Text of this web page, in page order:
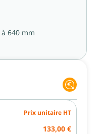
640 mm
Prix unitaire HT
133,00 €